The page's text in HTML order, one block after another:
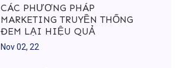
CÁC PHƯƠNG PHÁP
MARKETING TRUYỀN THỐNG
ĐEM LẠI HIỆU QUẢ
Nov 02, 22